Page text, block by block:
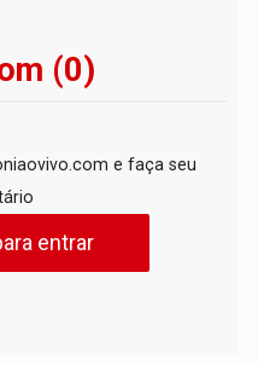
(0)
e faça seu
entrar